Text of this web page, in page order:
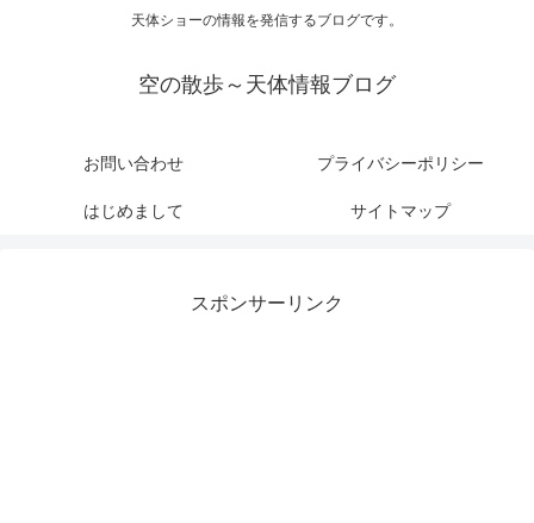
天体ショーの情報を発信するブログです。
空の散歩～天体情報ブログ
お問い合わせ プライバシーポリシー
はじめまして サイトマップ
スポンサーリンク